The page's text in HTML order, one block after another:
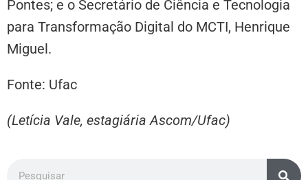
Pontes; e o Secretário de Ciência e Tecnologia
para Transformação Digital do MCTI, Henrique
Miguel.
Fonte: Ufac
(Letícia Vale, estagiária Ascom/Ufac)